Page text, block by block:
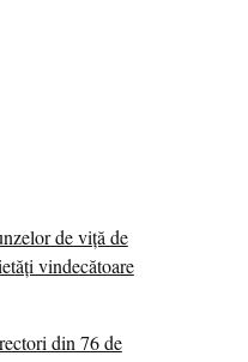
de viță de
vindecătoare
din 76 de